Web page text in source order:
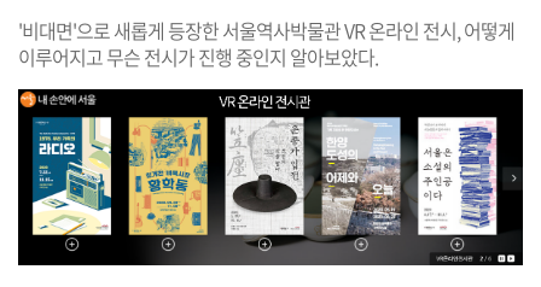
'비대면'으로 새롭게 등장한 서울역사박물관 VR 온라인 전시, 어떻게
이루어지고 무슨 전시가 진행 중인지 알아보았다.